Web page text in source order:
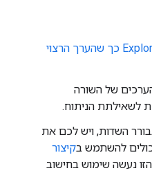
מסדרים את השאילתה ב-Explore כך שהערך הרצוי
של השורה
הניתוח.
השדות, ויש לכם את
להשתמש בקיצור
שימוש בחישוב